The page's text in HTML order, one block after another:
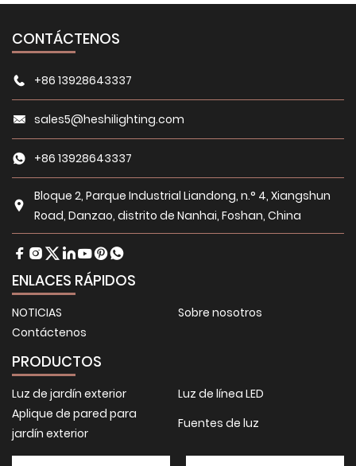
CONTÁCTENOS
+86 13928643337
sales5@heshilighting.com
+86 13928643337
Bloque 2, Parque Industrial Liandong, n.° 4, Xiangshun
Road, Danzao, distrito de Nanhai, Foshan, China
ENLACES RÁPIDOS
NOTICIAS
Sobre nosotros
Contáctenos
PRODUCTOS
Luz de jardín exterior
Luz de línea LED
Aplique de pared para
jardín exterior
Fuentes de luz